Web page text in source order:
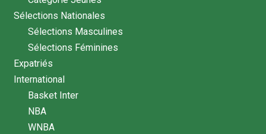
Sélections Nationales
Sélections Masculines
Sélections Féminines
Expatriés
International
Basket Inter
NBA
WNBA